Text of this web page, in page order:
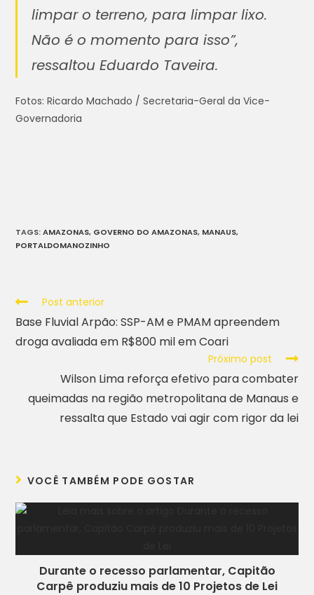
limpar o terreno, para limpar lixo.
Não é o momento para isso”,
ressaltou Eduardo Taveira.
Fotos: Ricardo Machado / Secretaria-Geral da Vice-
Governadoria
TAGS:AMAZONAS, GOVERNO DO AMAZONAS, MANAUS,
PORTALDOMANOZINHO
Post anterior
Base Fluvial Arpão: SSP-AM e PMAM apreendem
droga avaliada em R$800 mil em Coari
Próximo post
Wilson Lima reforça efetivo para combater
queimadas na região metropolitana de Manaus e
ressalta que Estado vai agir com rigor da lei
VOCÊ TAMBÉM PODE GOSTAR
Durante o recesso parlamentar, Capitão
Carpê produziu mais de 10 Projetos de Lei